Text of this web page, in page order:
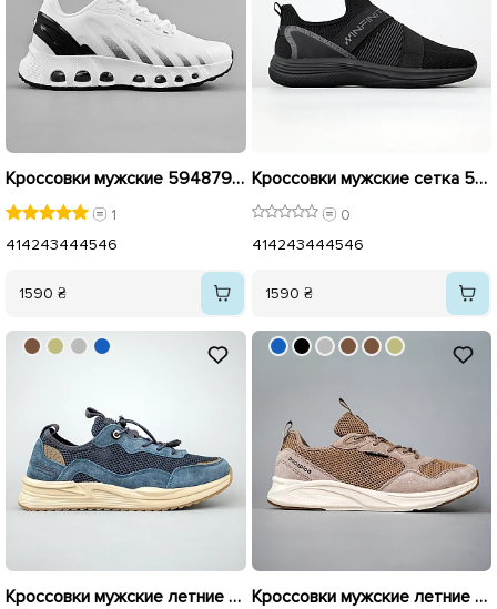
Кроссовки мужские 594879 Белые
1
414243444546
1590 ₴
Кроссовки мужские сетка 594642 Черные
0
414243444546
1590 ₴
Кроссовки мужские летние 594373 Синие с коричневым Кроссовки мужские летние сетка 594387 Бежеві